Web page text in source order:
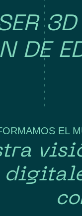
DE
EL